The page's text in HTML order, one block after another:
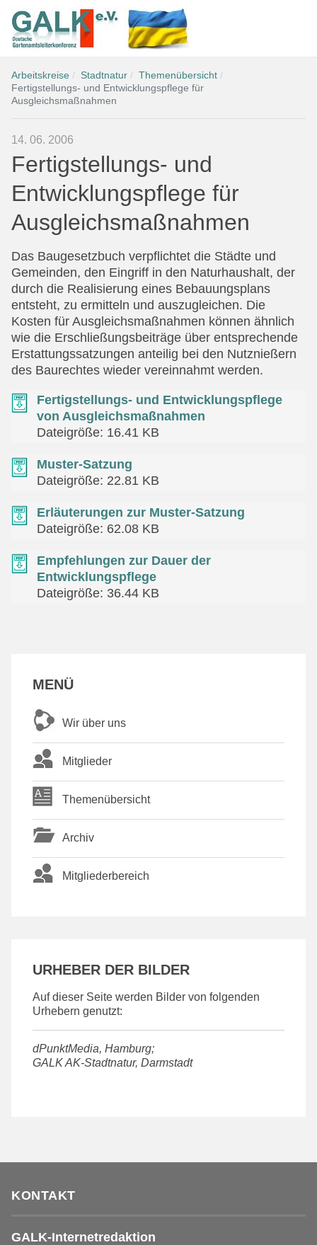
Arbeitskreise Stadtnatur
Themenübersicht
Fertigstellungs- und Entwicklungspflege für
Ausgleichsmaßnahmen
14. 06. 2006
Fertigstellungs- und
Entwicklungspflege für
Ausgleichsmaßnahmen
Das Baugesetzbuch verpflichtet die Städte und
Gemeinden, den Eingriff in den Naturhaushalt, der
durch die Realisierung eines Bebauungsplans
entsteht, zu ermitteln und auszugleichen. Die
Kosten für Ausgleichsmaßnahmen können ähnlich
wie die Erschließungsbeiträge über entsprechende
Erstattungssatzungen anteilig bei den Nutznießern
des Baurechtes wieder vereinnahmt werden.
Fertigstellungs- und Entwicklungspflege
von Ausgleichsmaßnahmen
Dateigröße: 16.41 KB
Muster-Satzung
Dateigröße: 22.81 KB
Erläuterungen zur Muster-Satzung
Dateigröße: 62.08 KB
Empfehlungen zur Dauer der
Entwicklungspflege
Dateigröße: 36.44 KB
MENÜ
Wir über uns
Mitglieder
Themenübersicht
Archiv
Mitgliederbereich
URHEBER DER BILDER
Auf dieser Seite werden Bilder von folgenden
Urhebern genutzt:
dPunktMedia, Hamburg;
GALK AK-Stadtnatur, Darmstadt
KONTAKT
GALK-Internetredaktion